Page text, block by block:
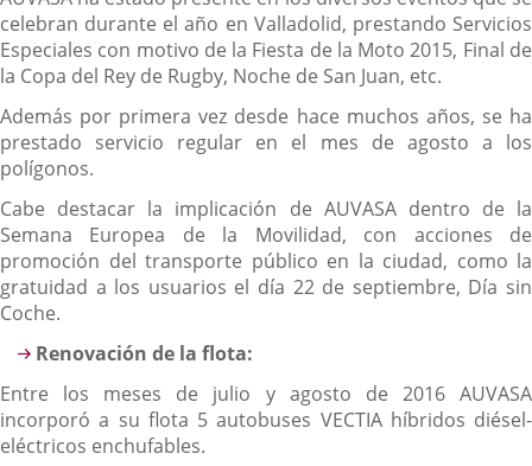
celebran durante el año en Valladolid, prestando Servicios
Especiales con motivo de la Fiesta de la Moto 2015, Final de
la Copa del Rey de Rugby, Noche de San Juan, etc.
Además por primera vez desde hace muchos años, se ha
prestado servicio regular en el mes de agosto a los
polígonos.
Cabe destacar la implicación de AUVASA dentro de la
Semana Europea de la Movilidad, con acciones de
promoción del transporte público en la ciudad, como la
gratuidad a los usuarios el día 22 de septiembre, Día sin
Coche.
Renovación de la flota:
Entre los meses de julio y agosto de 2016 AUVASA
incorporó a su flota 5 autobuses VECTIA híbridos diésel-
eléctricos enchufables.